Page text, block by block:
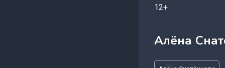
12+
Алёна
Метки